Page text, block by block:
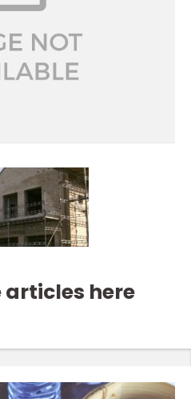
articles here